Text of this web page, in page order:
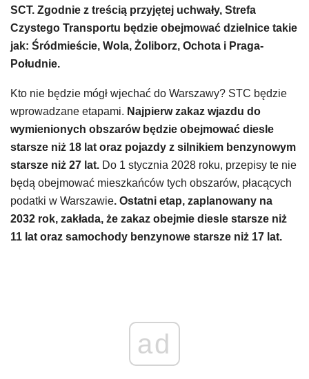
SCT. Zgodnie z treścią przyjętej uchwały, Strefa
Czystego Transportu będzie obejmować dzielnice takie
jak: Śródmieście, Wola, Żoliborz, Ochota i Praga-
Południe.
Kto nie będzie mógł wjechać do Warszawy? STC będzie
wprowadzane etapami. Najpierw zakaz wjazdu do
wymienionych obszarów będzie obejmować diesle
starsze niż 18 lat oraz pojazdy z silnikiem benzynowym
starsze niż 27 lat. Do 1 stycznia 2028 roku, przepisy te nie
będą obejmować mieszkańców tych obszarów, płacących
podatki w Warszawie. Ostatni etap, zaplanowany na
2032 rok, zakłada, że zakaz obejmie diesle starsze niż
11 lat oraz samochody benzynowe starsze niż 17 lat.
ad